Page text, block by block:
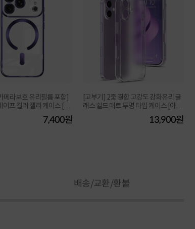
메라보호 유리필름 포함]
프 컬러 젤리 케이스 [아
7,400원
[고부기] 2중 결합 고강도 강화유리 글
래스 쉴드 매트 투명 타입 케이스 [아이
13,900원
배송/교환/환불